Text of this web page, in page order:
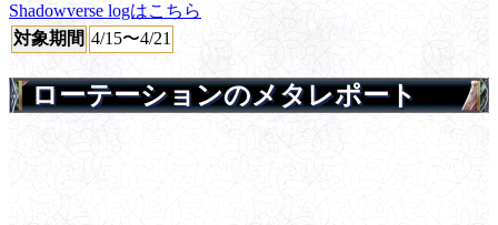
Shadowverse logはこちら
対象期間 4/15〜4/21
ローテーションのメタレポート